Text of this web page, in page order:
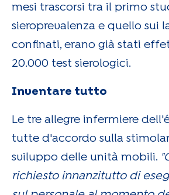
mesi trascorsi tra il primo
sieroprevalenza e quello sui
confinati, erano già stati
20.000 test sierologici.
Inventare tutto
Le tre allegre infermiere
tutte d'accordo sulla
sviluppo delle unità mobili.
richiesto innanzitutto di